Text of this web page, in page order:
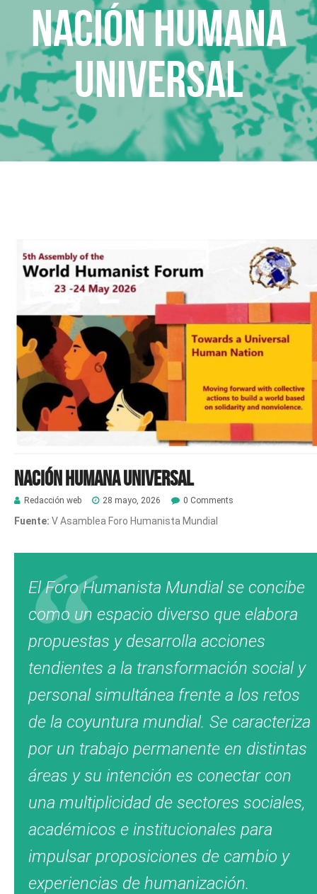
Nación Humana
Universal
Nación Humana Universal
Redacción web 28 mayo, 2026 0 Comments
Fuente: V Asamblea Foro Humanista Mundial
El Foro Humanista Mundial se concibe
como un espacio diverso que elabora
propuestas y desarrolla acciones
tendientes a la transformación social y
personal simultánea frente a los retos
de la coyuntura mundial. Se caracteriza
por un trabajo permanente en distintas
áreas y su intención es conectar con
una multiplicidad de sectores sociales,
académicos e institucionales para
impulsar proposiciones de cambio y
experiencias de humanización.